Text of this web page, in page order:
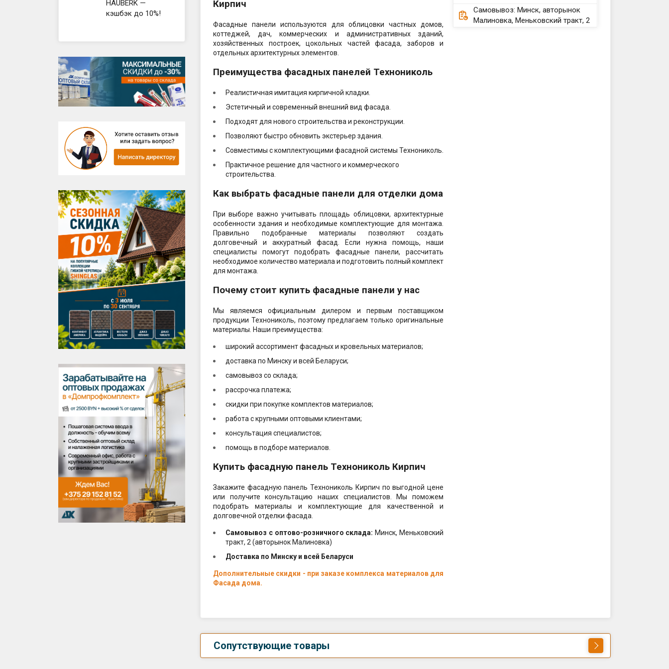
Фундамент, Кровля,
Фасад, Пол
HAUBERK —
кэшбэк до 10%!
Кирпич
Фасадные панели используются для облицовки частных домов,
коттеджей, дач, коммерческих и административных зданий,
хозяйственных построек, цокольных частей фасада, заборов и
отдельных архитектурных элементов.
Преимущества фасадных панелей Технониколь
Реалистичная имитация кирпичной кладки.
Эстетичный и современный внешний вид фасада.
Подходят для нового строительства и реконструкции.
Позволяют быстро обновить экстерьер здания.
Совместимы с комплектующими фасадной системы Технониколь.
Практичное решение для частного и коммерческого
строительства.
Как выбрать фасадные панели для отделки дома
При выборе важно учитывать площадь облицовки, архитектурные
особенности здания и необходимые комплектующие для монтажа.
Правильно подобранные материалы позволяют создать
долговечный и аккуратный фасад. Если нужна помощь, наши
специалисты помогут подобрать фасадные панели, рассчитать
необходимое количество материала и подготовить полный комплект
для монтажа.
Почему стоит купить фасадные панели у нас
Мы являемся официальным дилером и первым поставщиком
продукции Технониколь, поэтому предлагаем только оригинальные
материалы. Наши преимущества:
широкий ассортимент фасадных и кровельных материалов;
доставка по Минску и всей Беларуси;
самовывоз со склада;
рассрочка платежа;
скидки при покупке комплектов материалов;
работа с крупными оптовыми клиентами;
консультация специалистов;
помощь в подборе материалов.
Купить фасадную панель Технониколь Кирпич
Закажите фасадную панель Технониколь Кирпич по выгодной цене
или получите консультацию наших специалистов. Мы поможем
подобрать материалы и комплектующие для качественной и
долговечной отделки фасада.
Самовывоз c оптово-розничного склада: Минск, Меньковский
тракт, 2 (авторынок Малиновка)
Доставка по Минску и всей Беларуси
Дополнительные скидки - при заказе комплекса материалов для
Фасада дома.
Самовывоз: Минск, авторынок
Малиновка, Меньковский тракт, 2
Сопутствующие товары